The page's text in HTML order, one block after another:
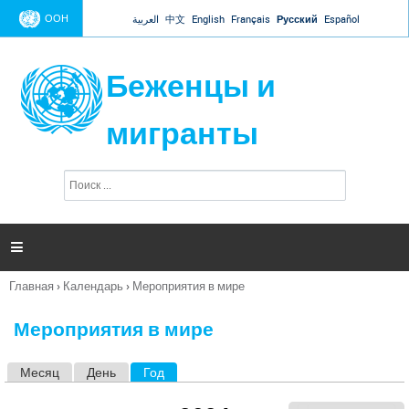
Jump to navigation
ООН العربية 中文 English Français Русский Español
Беженцы и
мигранты
п
и

Вы
Главная › Календарь › Мероприятия в мире
Мероприятия в мире
Месяц День Год